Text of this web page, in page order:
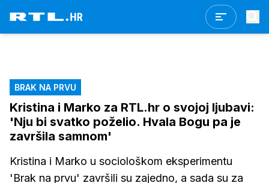
BRAK NA PRVU
Kristina i Marko za RTL.hr o svojoj ljubavi:
'Nju bi svatko poželio. Hvala Bogu pa je
završila samnom'
Kristina i Marko u sociološkom eksperimentu
'Brak na prvu' završili su zajedno, a sada su za